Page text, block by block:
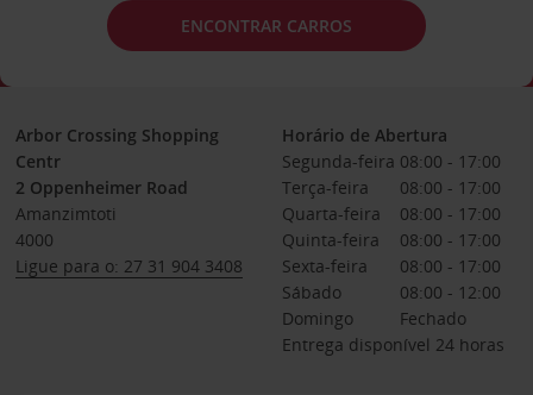
ENCONTRAR CARROS
Arbor Crossing Shopping
Centr
2 Oppenheimer Road
Amanzimtoti
4000
Ligue para o: 27 31 904 3408
Horário de Abertura
Segunda-feira 08:00 - 17:00
Terça-feira
08:00 - 17:00
Quarta-feira
08:00 - 17:00
Quinta-feira
08:00 - 17:00
Sexta-feira
08:00 - 17:00
Sábado
08:00 - 12:00
Domingo
Fechado
Entrega disponível 24 horas